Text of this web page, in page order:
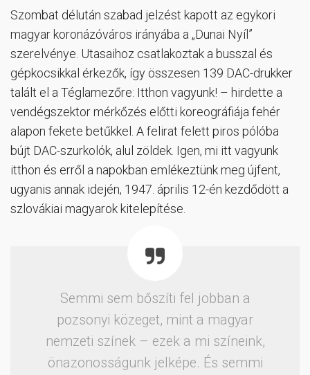
Szombat délután szabad jelzést kapott az egykori
magyar koronázóváros irányába a „Dunai Nyíl”
szerelvénye. Utasaihoz csatlakoztak a busszal és
gépkocsikkal érkezők, így összesen 139 DAC-drukker
talált el a Téglamezőre: Itthon vagyunk! – hirdette a
vendégszektor mérkőzés előtti koreográfiája fehér
alapon fekete betűkkel. A felirat felett piros pólóba
bújt DAC-szurkolók, alul zöldek. Igen, mi itt vagyunk
itthon és erről a napokban emlékeztünk meg újfent,
ugyanis annak idején, 1947. április 12-én kezdődött a
szlovákiai magyarok kitelepítése.
Semmi sem bőszíti fel jobban a
pozsonyi közeget, mint a magyar
nemzeti színek – ezek a mi színeink,
önazonosságunk jelképe. És semmi